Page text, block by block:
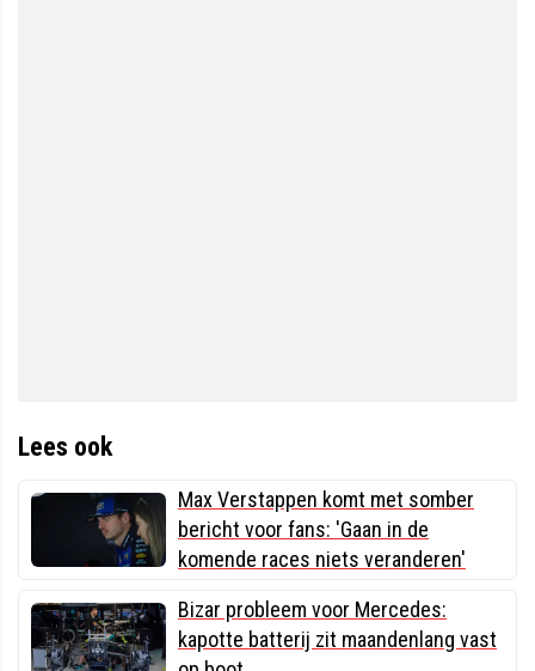
Lees ook
Max Verstappen komt met somber
bericht voor fans: 'Gaan in de
komende races niets veranderen'
Bizar probleem voor Mercedes:
kapotte batterij zit maandenlang vast